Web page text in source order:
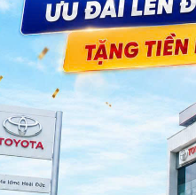
hoàn toàn mới trên
gân dập nổi kéo dài
hợp đèn báo rẽ dạng